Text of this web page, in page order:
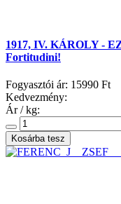
1917, IV. KÁROLY -
Fortitudini!
Fogyasztói ár: 15990 Ft
Kedvezmény:
Ár / kg: